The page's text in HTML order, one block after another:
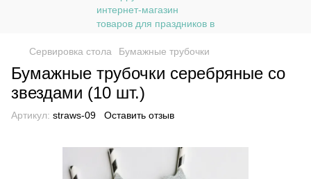
Сервировка стола Бумажные трубочки
Бумажные трубочки серебряные со
звездами (10 шт.)
Артикул: straws-09 Оставить отзыв